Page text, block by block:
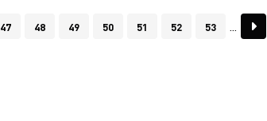
47 48 49 50 51 52 53